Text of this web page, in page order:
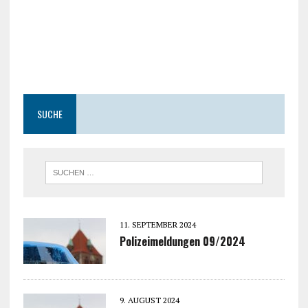
SUCHE
11. SEPTEMBER 2024
Polizeimeldungen 09/2024
9. AUGUST 2024